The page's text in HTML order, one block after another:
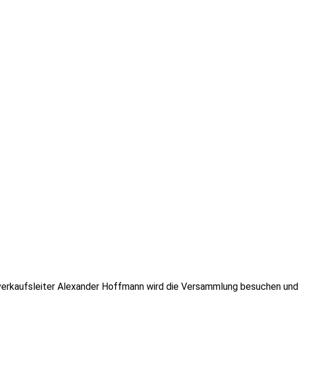
Alexander Hoffmann wird die Versammlung besuchen und